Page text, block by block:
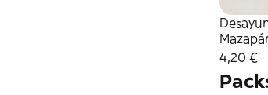
4,20 €